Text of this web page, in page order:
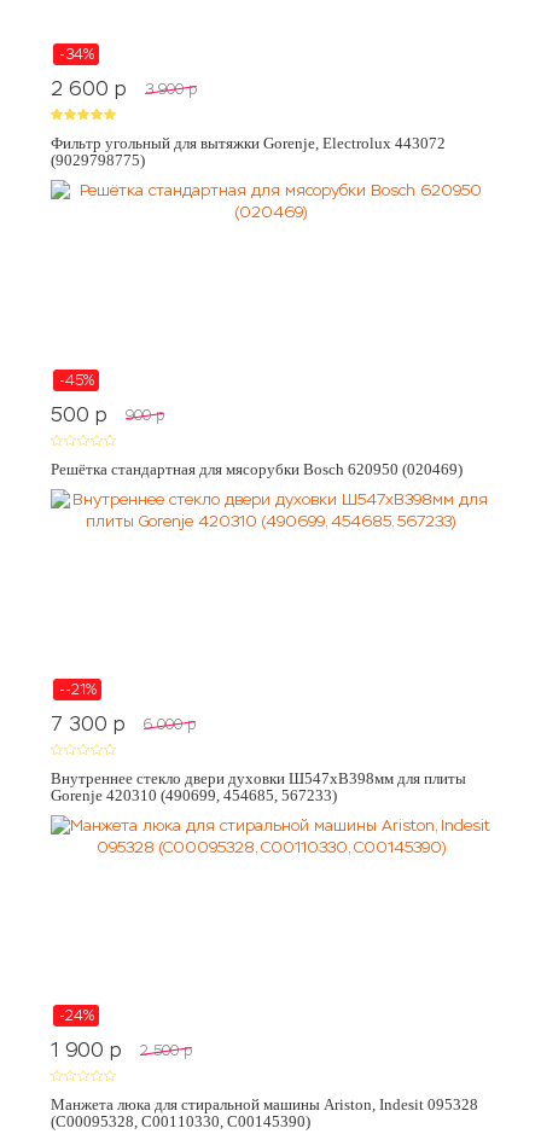
-34%
2 600 p 3 900 p
Фильтр угольный для вытяжки Gorenje, Electrolux 443072
(9029798775)
-45%
500 p 900 p
Решётка стандартная для мясорубки Bosch 620950 (020469)
--21%
7 300 p 6 000 p
Внутреннее стекло двери духовки Ш547хВ398мм для плиты
Gorenje 420310 (490699, 454685, 567233)
-24%
1 900 p 2 500 p
Манжета люка для стиральной машины Ariston, Indesit 095328
(C00095328, C00110330, C00145390)